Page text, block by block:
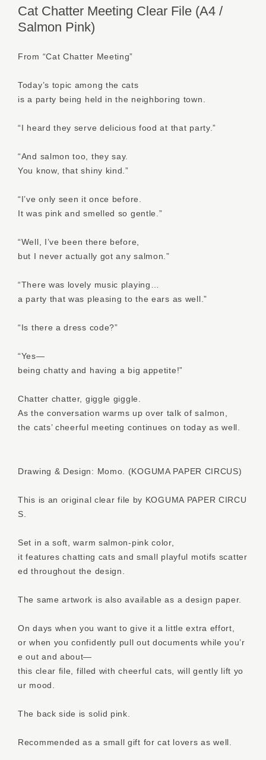
Cat Chatter Meeting Clear File (A4 /
Salmon Pink)
From “Cat Chatter Meeting”
Today’s topic among the cats
is a party being held in the neighboring town.
“I heard they serve delicious food at that party.”
“And salmon too, they say.
You know, that shiny kind.”
“I’ve only seen it once before.
It was pink and smelled so gentle.”
“Well, I’ve been there before,
but I never actually got any salmon.”
“There was lovely music playing…
a party that was pleasing to the ears as well.”
“Is there a dress code?”
“Yes—
being chatty and having a big appetite!”
Chatter chatter, giggle giggle.
As the conversation warms up over talk of salmon,
the cats’ cheerful meeting continues on today as well.
Drawing & Design: Momo. (KOGUMA PAPER CIRCUS)
This is an original clear file by KOGUMA PAPER CIRCU
S.
Set in a soft, warm salmon-pink color,
it features chatting cats and small playful motifs scatter
ed throughout the design.
The same artwork is also available as a design paper.
On days when you want to give it a little extra effort,
or when you confidently pull out documents while you’r
e out and about—
this clear file, filled with cheerful cats, will gently lift yo
ur mood.
The back side is solid pink.
Recommended as a small gift for cat lovers as well.